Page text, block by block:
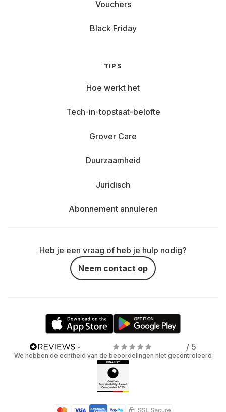
Vouchers
Black Friday
TIPS
Hoe werkt het
Tech-in-topstaat-belofte
Grover Care
Duurzaamheid
Juridisch
Abonnement annuleren
Heb je een vraag of heb je hulp nodig?
Neem contact op
/ 5
We hebben de echtheid van de beoordelingen niet gecontroleerd